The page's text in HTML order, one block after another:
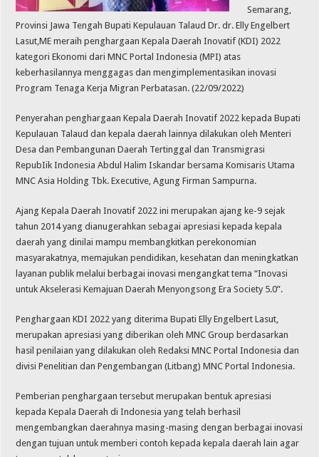
Semarang,
Provinsi Jawa Tengah Bupati Kepulauan Talaud Dr. dr. Elly Engelbert
Lasut,ME meraih penghargaan Kepala Daerah Inovatif (KDI) 2022
kategori Ekonomi dari MNC Portal Indonesia (MPI) atas
keberhasilannya menggagas dan mengimplementasikan inovasi
Program Tenaga Kerja Migran Perbatasan. (22/09/2022)
Penyerahan penghargaan Kepala Daerah Inovatif 2022 kepada Bupati
Kepulauan Talaud dan kepala daerah lainnya dilakukan oleh Menteri
Desa dan Pembangunan Daerah Tertinggal dan Transmigrasi
RepubIik Indonesia Abdul Halim Iskandar bersama Komisaris Utama
MNC Asia Holding Tbk. Executive, Agung Firman Sampurna.
Ajang Kepala Daerah Inovatif 2022 ini merupakan ajang ke-9 sejak
tahun 2014 yang dianugerahkan sebagai apresiasi kepada kepala
daerah yang dinilai mampu membangkitkan perekonomian
masyarakatnya, memajukan pendidikan, kesehatan dan meningkatkan
layanan publik melalui berbagai inovasi mengangkat tema “Inovasi
untuk Akselerasi Kemajuan Daerah Menyongsong Era Society 5.0”.
Penghargaan KDI 2022 yang diterima Bupati Elly Engelbert Lasut,
merupakan apresiasi yang diberikan oleh MNC Group berdasarkan
hasil penilaian yang dilakukan oleh Redaksi MNC Portal Indonesia dan
divisi Penelitian dan Pengembangan (Litbang) MNC Portal Indonesia.
Pemberian penghargaan tersebut merupakan bentuk apresiasi
kepada Kepala Daerah di Indonesia yang telah berhasil
mengembangkan daerahnya masing-masing dengan berbagai inovasi
dengan tujuan untuk memberi contoh kepada kepala daerah lain agar